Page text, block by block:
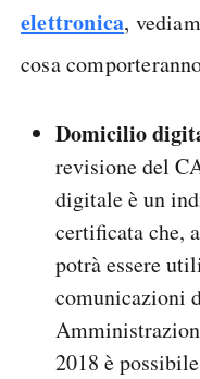
elettronica,
cosa
Domicilio
revisione del
digitale è un
certificata che,
potrà essere
comunicazioni
2018 è